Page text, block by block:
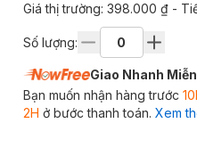
Giá thị trường: 398.000 ₫ -
Số lượng:
Giao Nhanh
Bạn muốn nhận hàng trước
2H ở bước thanh toán. Xem